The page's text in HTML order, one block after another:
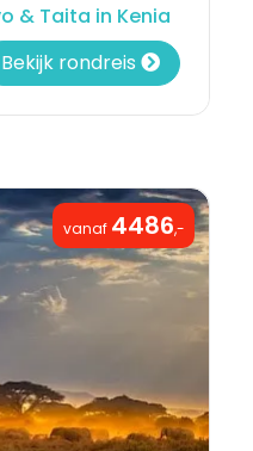
& Taita in Kenia
Bekijk rondreis
vanaf 4486,-